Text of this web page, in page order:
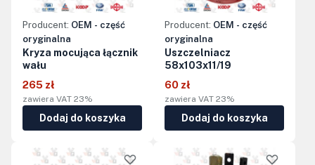
Producent: OEM - część
oryginalna
Kryza mocująca łącznik
wału
265 zł
zawiera VAT 23%
Dodaj do koszyka
Producent: OEM - część
oryginalna
Uszczelniacz
58x103x11/19
60 zł
zawiera VAT 23%
Dodaj do koszyka